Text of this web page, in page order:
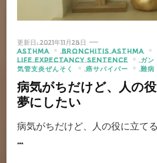
更新日:2021年11月28日
ASTHMA
BRONCHITIS ASTHMA
LIFE EXPECTANCY SENTENCE
ガン
気管支炎ぜんそく
癌サバイバー 難病
病気がちだけど、人の
夢にしたい
病気がちだけど、人の役に立て
…